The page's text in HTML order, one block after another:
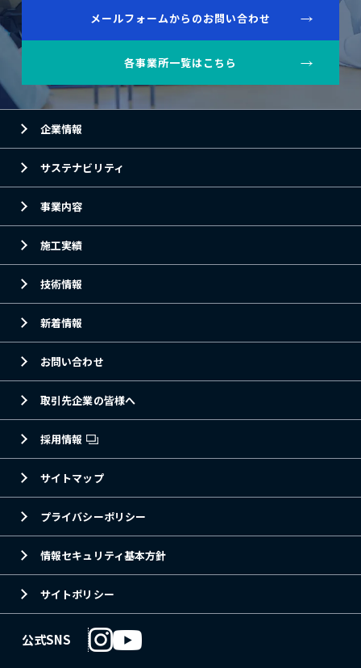
メールフォームからのお問い合わせ
各事業所一覧はこちら
企業情報
サステナビリティ
事業内容
施工実績
技術情報
新着情報
お問い合わせ
取引先企業の皆様へ
採用情報
サイトマップ
プライバシーポリシー
情報セキュリティ基本方針
サイトポリシー
公式SNS